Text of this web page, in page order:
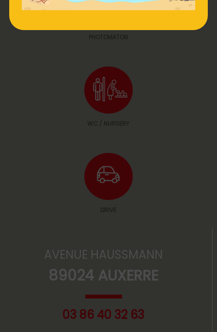
AVENUE HAUSSMANN
89024 AUXERRE
03 86 40 32 63